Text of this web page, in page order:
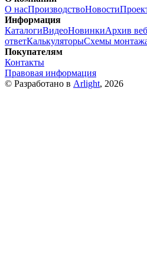
О насПроизводствоНовости
Информация
КаталогиВидеоНовинкиАрхив
ответКалькуляторыСхемы
Покупателям
Контакты
Правовая информация
© Разработано в Arlight, 2026